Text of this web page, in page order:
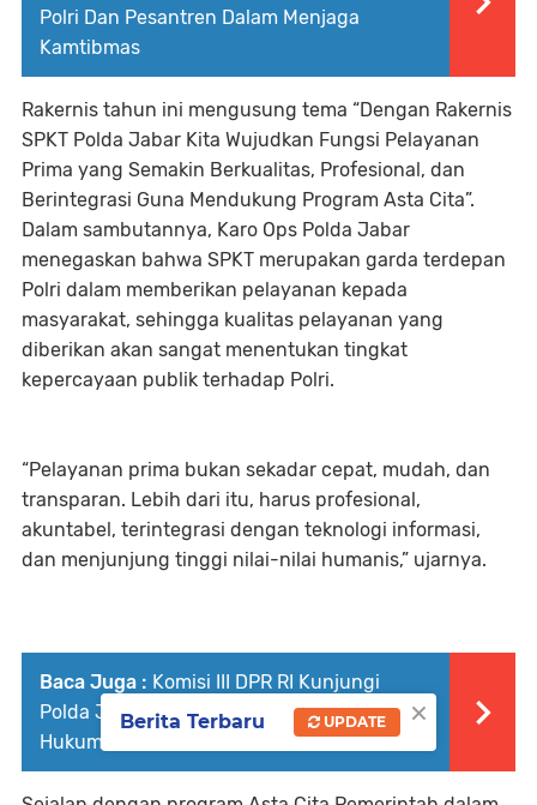
Polri Dan Pesantren Dalam Menjaga
Kamtibmas
Rakernis tahun ini mengusung tema “Dengan Rakernis
SPKT Polda Jabar Kita Wujudkan Fungsi Pelayanan
Prima yang Semakin Berkualitas, Profesional, dan
Berintegrasi Guna Mendukung Program Asta Cita”.
Dalam sambutannya, Karo Ops Polda Jabar
menegaskan bahwa SPKT merupakan garda terdepan
Polri dalam memberikan pelayanan kepada
masyarakat, sehingga kualitas pelayanan yang
diberikan akan sangat menentukan tingkat
kepercayaan publik terhadap Polri.
“Pelayanan prima bukan sekadar cepat, mudah, dan
transparan. Lebih dari itu, harus profesional,
akuntabel, terintegrasi dengan teknologi informasi,
dan menjunjung tinggi nilai-nilai humanis,” ujarnya.
Baca Juga : Komisi III DPR RI Kunjungi
Polda Jabar, Tinjau Kondisi Penegakan
Hukum Di Jabar
×
Berita Terbaru UPDATE